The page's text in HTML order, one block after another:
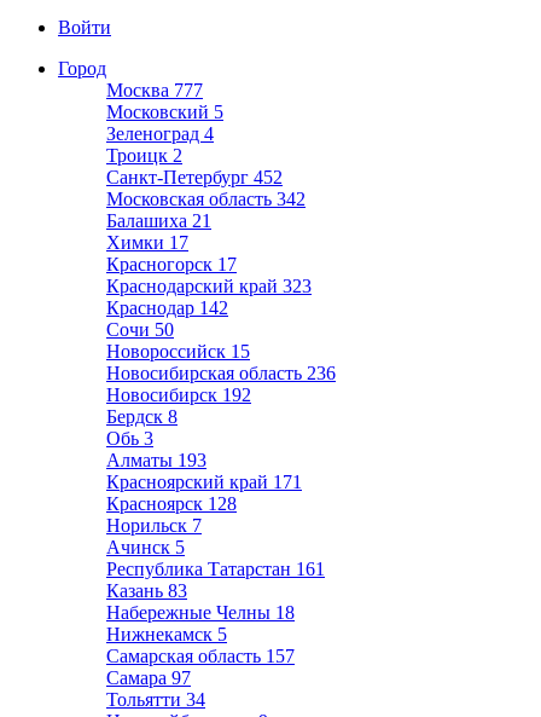
Войти
Город
Москва 777
Московский 5
Зеленоград 4
Троицк 2
Санкт-Петербург 452
Московская область 342
Балашиха 21
Химки 17
Красногорск 17
Краснодарский край 323
Краснодар 142
Сочи 50
Новороссийск 15
Новосибирская область 236
Новосибирск 192
Бердск 8
Обь 3
Алматы 193
Красноярский край 171
Красноярск 128
Норильск 7
Ачинск 5
Республика Татарстан 161
Казань 83
Набережные Челны 18
Нижнекамск 5
Самарская область 157
Самара 97
Тольятти 34